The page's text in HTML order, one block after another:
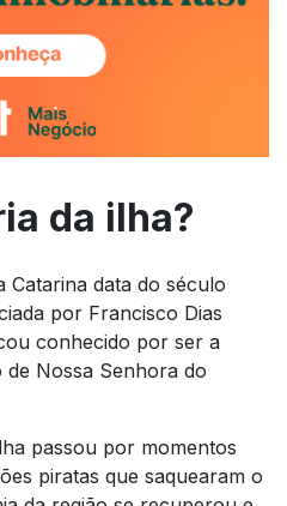
da ilha?
Catarina data do século
por Francisco Dias
conhecido por ser a
Nossa Senhora do
passou por momentos
piratas que saquearam o